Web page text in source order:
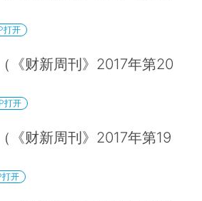
打开
《财新周刊》2017年第20
打开
《财新周刊》2017年第19
打开